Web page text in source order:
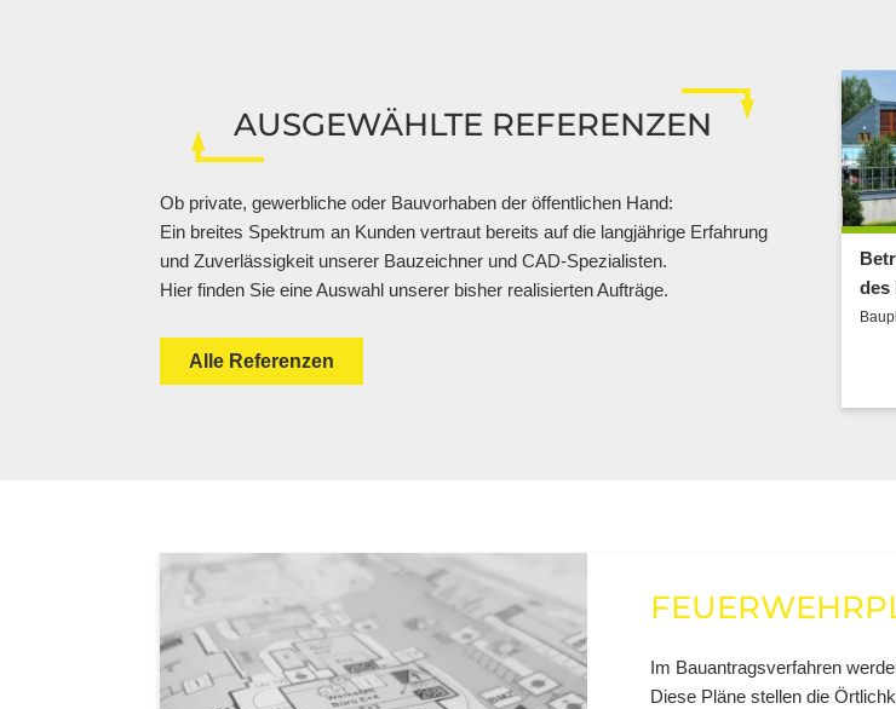
AUSGEWÄHLTE REFERENZEN
Ob private, gewerbliche oder Bauvorhaben der öffentlichen Hand:
Ein breites Spektrum an Kunden vertraut bereits auf die langjährige Erfahrung
und Zuverlässigkeit unserer Bauzeichner und CAD-Spezialisten.
Hier finden Sie eine Auswahl unserer bisher realisierten Aufträge.
Alle Referenzen
Neubau Havelquartier
Potsdam
Galopprennbahn
Hoppegarten
des
Im Bauantragsverfahren
Diese Pläne stellen die